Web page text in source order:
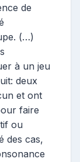
de
(…)
à un jeu
deux
et ont
faire
ou
des cas,